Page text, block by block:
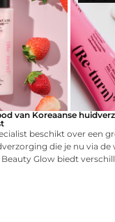
van Koreaanse
beschikt over een
die je nu via de
Beauty Glow biedt